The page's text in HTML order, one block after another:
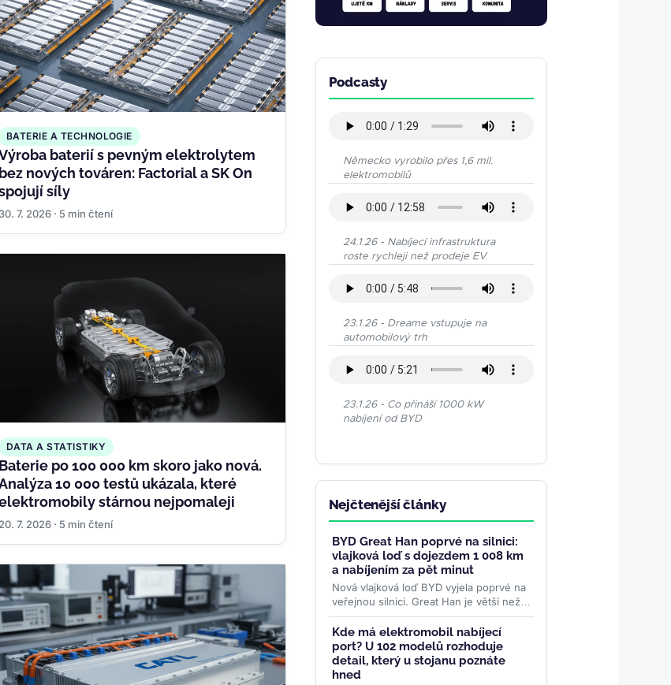
BATERIE A TECHNOLOGIE
baterií s pevným elektrolytem
bez nových továren: Factorial a SK On
síly
30. 7. 2026 · 5 min čtení
DATA A STATISTIKY
Baterie po 100 000 km skoro jako nová.
10 000 testů ukázala, které
stárnou nejpomaleji
20. 7. 2026 · 5 min čtení
Podcasty
Německo vyrobilo přes 1,6 mil.
elektromobilů
24.1.26 - Nabíjecí infrastruktura
roste rychleji než prodeje EV
23.1.26 - Dreame vstupuje na
automobilový trh
23.1.26 - Co přináší 1000 kW
nabíjení od BYD
Nejčtenější články
BYD Great Han poprvé na silnici:
vlajková loď s dojezdem 1 008 km
a nabíjením za pět minut
Nová vlajková loď BYD vyjela poprvé na
veřejnou silnici. Great Han je větší než
Tesla Model S, ze 102kilowatthodinové
baterie slibuje až 1...>>
Kde má elektromobil nabíjecí
port? U 102 modelů rozhoduje
detail, který u stojanu poznáte
hned